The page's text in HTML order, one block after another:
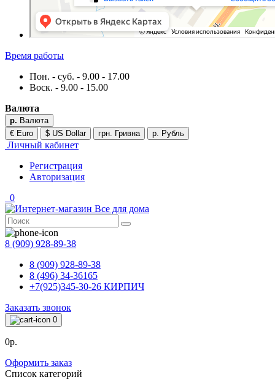
Время работы
Пон. - суб. - 9.00 - 17.00
Воск. - 9.00 - 15.00
Валюта
р. Валюта
€ Euro
$ US Dollar грн. Гривна р. Рубль
Личный кабинет
Регистрация
Авторизация
0
8 (909) 928-89-38
8 (909) 928-89-38
8 (496) 34-36165
+7(925)345-30-26 КИРПИЧ
Заказать звонок
0
0р.
Оформить заказ
Список категорий